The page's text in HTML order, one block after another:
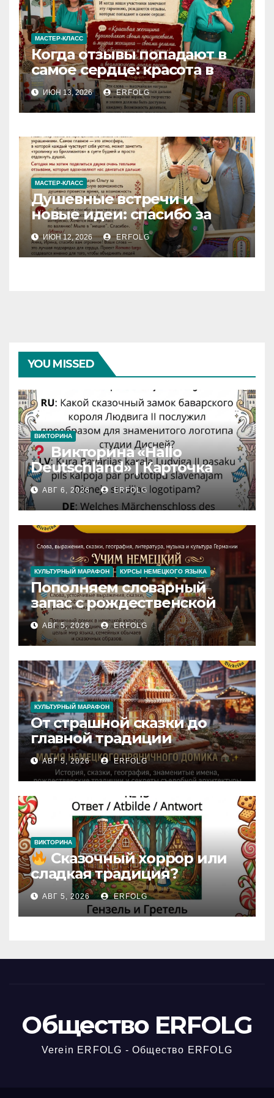
МАСТЕР-КЛАСС
Когда отзывы попадают в
самое сердце: красота в
деталях и сила в делах!
ИЮН 13, 2026 ERFOLG
МАСТЕР-КЛАСС
Душевные встречи и
новые идеи: спасибо за
вашу теплоту!
ИЮН 12, 2026 ERFOLG
YOU MISSED
ВИКТОРИНА
Викторина «Hallo
Deutschland» | Карточка
№46
Замок вдохновения
Iedvesmas pils / Schloss der
Inspiration
АВГ 6, 2026 ERFOLG
КУЛЬТУРНЫЙ МАРАФОН КУРСЫ НЕМЕЦКОГО ЯЗЫКА
Пополняем словарный
запас с рождественской
сказкой! Учим немецкий
вместе с Lebkuchenhaus
АВГ 5, 2026 ERFOLG
КУЛЬТУРНЫЙ МАРАФОН
От страшной сказки до
главной традиции
Рождества: секреты
немецкого пряничного
домика!
АВГ 5, 2026 ERFOLG
ВИКТОРИНА
Сказочный хоррор или
сладкая традиция?
Открываем секреты
вчерашней викторины!
АВГ 5, 2026 ERFOLG
Общество ERFOLG
Verein ERFOLG - Общество ERFOLG